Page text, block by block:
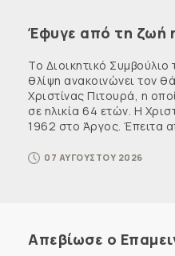
Έφυγε από τη ζωή
Το Διοικητικό Συμβούλιο
θλίψη ανακοινώνει τον
Χριστίνας Πιτουρά, η
σε ηλικία 64 ετών. Η
1962 στο Άργος. Έπειτα
07 ΑΥΓΟΥΣΤΟΥ 2026
Απεβίωσε ο